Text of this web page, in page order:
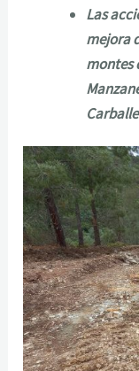
Las
mejora
montes